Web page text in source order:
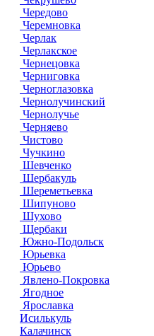
Чередово
Черемновка
Черлак
Черлакское
Чернецовка
Черниговка
Черноглазовка
Чернолучинский
Чернолучье
Черняево
Чистово
Чучкино
Шевченко
Шербакуль
Шереметьевка
Шипуново
Шухово
Щербаки
Южно-Подольск
Юрьевка
Юрьево
Явлено-Покровка
Ягодное
Ярославка
Исилькуль
Калачинск